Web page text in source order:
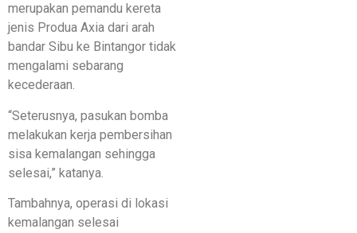
merupakan pemandu kereta
jenis Produa Axia dari arah
bandar Sibu ke Bintangor tidak
mengalami sebarang
kecederaan.
“Seterusnya, pasukan bomba
melakukan kerja pembersihan
sisa kemalangan sehingga
selesai,” katanya.
Tambahnya, operasi di lokasi
kemalangan selesai